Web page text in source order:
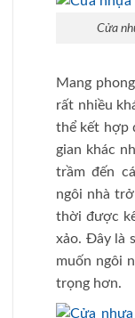
Cửa
Mang
rất nhiều
thể kết hợp
gian khác
trầm đến
ngôi nhà trở
thời được
xảo. Đây là
muốn ngôi
trọng hơn.